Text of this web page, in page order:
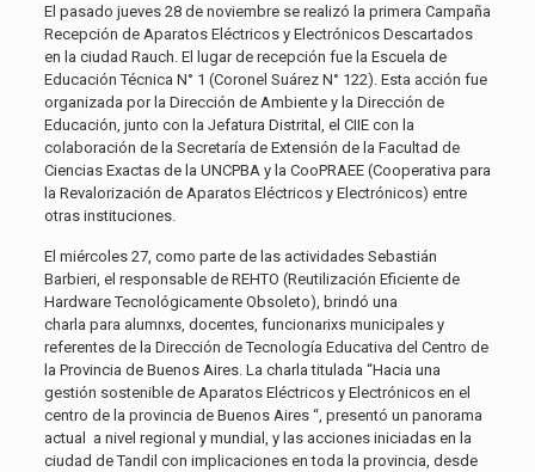
El pasado jueves 28 de noviembre se realizó la primera Campaña
Recepción de Aparatos Eléctricos y Electrónicos Descartados
en la ciudad Rauch. El lugar de recepción fue la Escuela de
Educación Técnica N° 1 (Coronel Suárez N° 122). Esta acción fue
organizada por la Dirección de Ambiente y la Dirección de
Educación, junto con la Jefatura Distrital, el CIIE con la
colaboración de la Secretaría de Extensión de la Facultad de
Ciencias Exactas de la UNCPBA y la CooPRAEE (Cooperativa para
la Revalorización de Aparatos Eléctricos y Electrónicos) entre
otras instituciones.
El miércoles 27, como parte de las actividades Sebastián
Barbieri, el responsable de REHTO (Reutilización Eficiente de
Hardware Tecnológicamente Obsoleto), brindó una
charla para alumnxs, docentes, funcionarixs municipales y
referentes de la Dirección de Tecnología Educativa del Centro de
la Provincia de Buenos Aires. La charla titulada “Hacia una
gestión sostenible de Aparatos Eléctricos y Electrónicos en el
centro de la provincia de Buenos Aires “, presentó un panorama
actual a nivel regional y mundial, y las acciones iniciadas en la
ciudad de Tandil con implicaciones en toda la provincia, desde